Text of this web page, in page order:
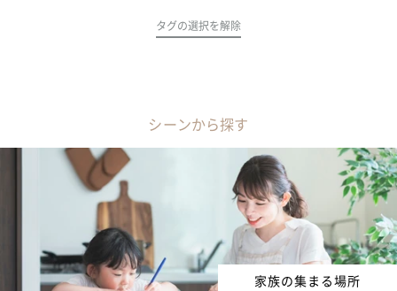
タグの選択を解除
シーンから探す
家族の集まる場所